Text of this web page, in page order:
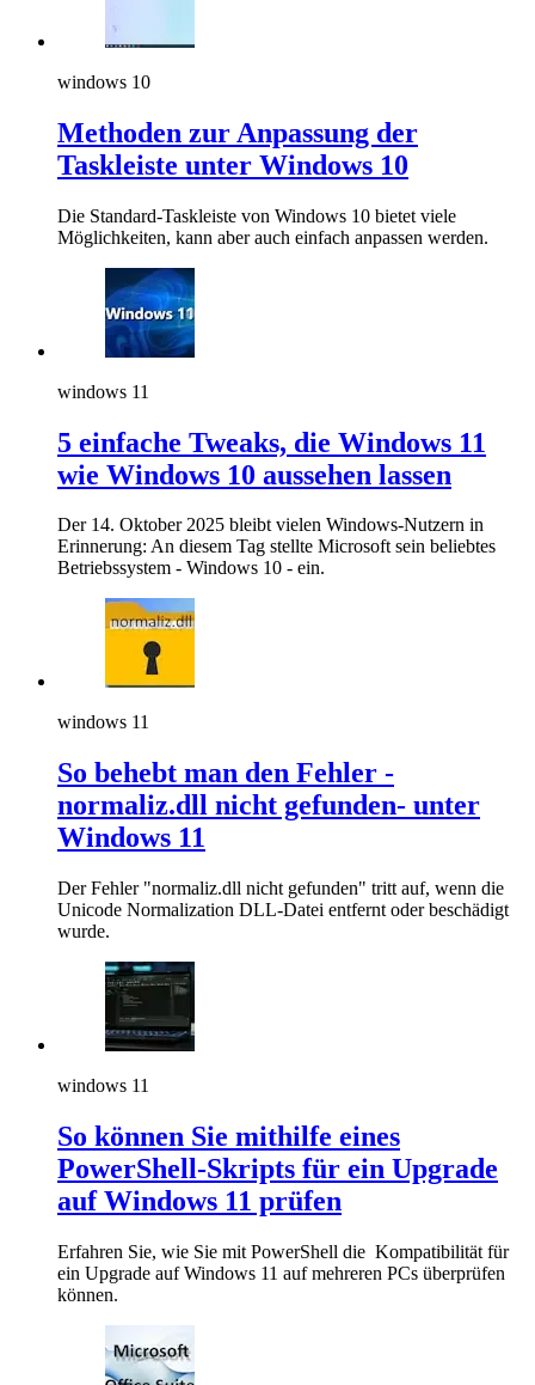
windows 10
Methoden zur Anpassung der
Taskleiste unter Windows 10
Die Standard-Taskleiste von Windows 10 bietet viele
Möglichkeiten, kann aber auch einfach anpassen werden.
windows 11
5 einfache Tweaks, die Windows 11
wie Windows 10 aussehen lassen
Der 14. Oktober 2025 bleibt vielen Windows-Nutzern in
Erinnerung: An diesem Tag stellte Microsoft sein beliebtes
Betriebssystem - Windows 10 - ein.
windows 11
So behebt man den Fehler -
normaliz.dll nicht gefunden- unter
Windows 11
Der Fehler "normaliz.dll nicht gefunden" tritt auf, wenn die
Unicode Normalization DLL-Datei entfernt oder beschädigt
wurde.
windows 11
So können Sie mithilfe eines
PowerShell-Skripts für ein Upgrade
auf Windows 11 prüfen
Erfahren Sie, wie Sie mit PowerShell die Kompatibilität für
ein Upgrade auf Windows 11 auf mehreren PCs überprüfen
können.